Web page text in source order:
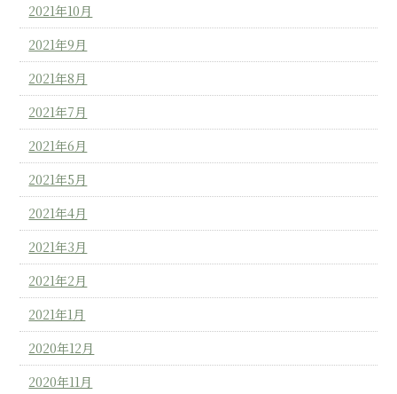
2021年10月
2021年9月
2021年8月
2021年7月
2021年6月
2021年5月
2021年4月
2021年3月
2021年2月
2021年1月
2020年12月
2020年11月